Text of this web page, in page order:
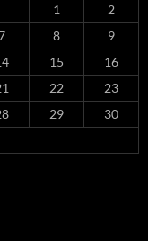
1
2
8
9
15
16
22
23
29
30